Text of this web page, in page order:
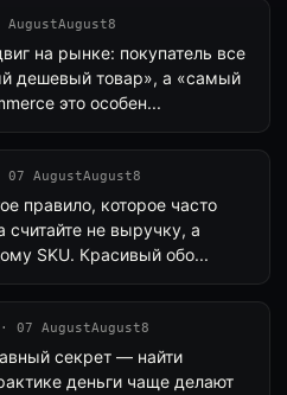
на рынке: покупатель все
дешевый товар», а «самый
это особен...
07 AugustAugust8
правило, которое часто
считайте не выручку, а
SKU. Красивый обо...
07 AugustAugust8
секрет — найти
деньги чаще делают